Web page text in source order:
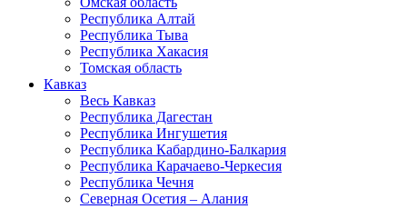
Республика Алтай
Республика Тыва
Республика Хакасия
Томская область
Кавказ
Весь Кавказ
Республика Дагестан
Республика Ингушетия
Республика Кабардино-Балкария
Республика Карачаево-Черкесия
Республика Чечня
Северная Осетия – Алания